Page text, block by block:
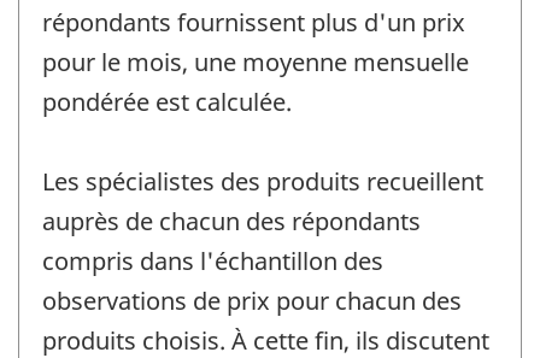
répondants fournissent plus d'un prix
pour le mois, une moyenne mensuelle
pondérée est calculée.
Les spécialistes des produits recueillent
auprès de chacun des répondants
compris dans l'échantillon des
observations de prix pour chacun des
produits choisis. À cette fin, ils discutent